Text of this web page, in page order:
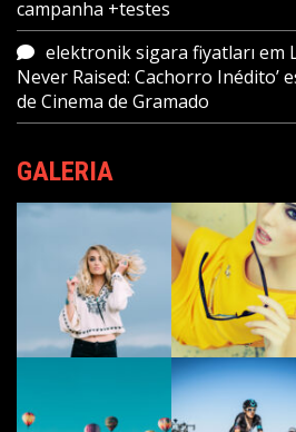
campanha +testes
elektronik sigara fiyatları em
Never Raised: Cachorro Inédito’
de Cinema de Gramado
GALERIA